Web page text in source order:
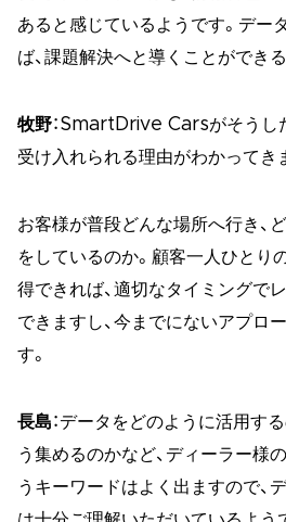
あると感じているようです。デー
ば、課題解決へと導くことができ
牧野：SmartDrive Carsがそうし
受け入れられる理由がわかってき
お客様が普段どんな場所へ行き、
をしているのか。顧客一人ひとり
得できれば、適切なタイミングで
できますし、今までにないアプロ
す。
長島：データをどのように活用す
う集めるのかなど、ディーラー様
うキーワードはよく出ますので、